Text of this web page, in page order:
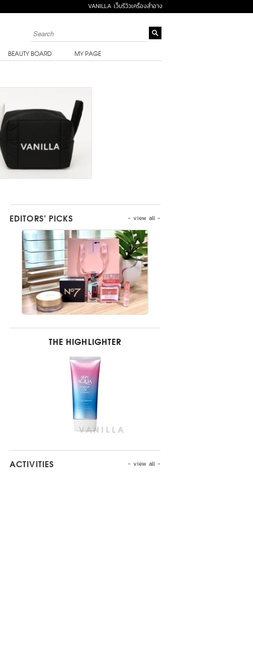
VANILLA เว็บรีวิวเครื่องสำอาง
BEAUTY BOARD MY PAGE
- view all -
EDITORS’ PICKS
THE HIGHLIGHTER
- view all -
ACTIVITIES